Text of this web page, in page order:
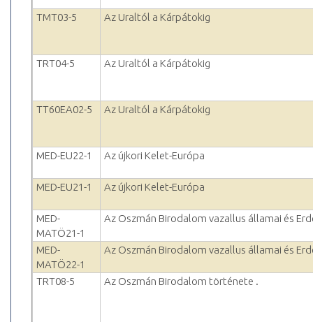
TMT03-5 Az Uraltól a Kárpátokig
TRT04-5 Az Uraltól a Kárpátokig
TT60EA02-5 Az Uraltól a Kárpátokig
MED-EU22-1 Az újkori Kelet-Európa
MED-EU21-1 Az újkori Kelet-Európa
MED-
MATÖ21-1
Az Oszmán Birodalom vazallus államai és
MED-
MATÖ22-1
Az Oszmán Birodalom vazallus államai és
TRT08-5 Az Oszmán Birodalom története .